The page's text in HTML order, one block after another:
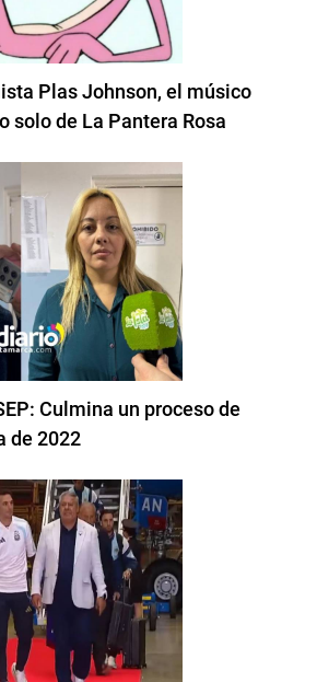
Plas Johnson, el músico
solo de La Pantera Rosa
Culmina un proceso de
de 2022